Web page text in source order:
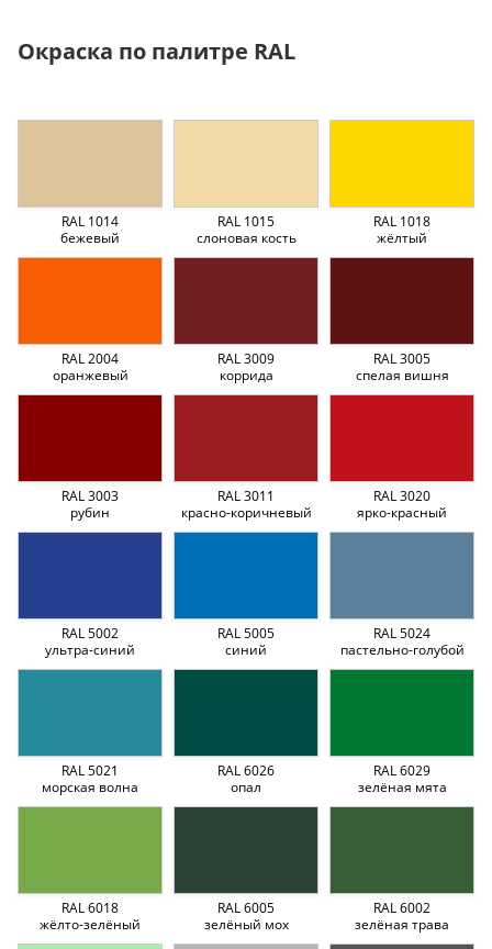
Окраска по палитре RAL
RAL 1014
бежевый
RAL 1015
слоновая кость
RAL 1018
жёлтый
RAL 2004
оранжевый
RAL 3009
коррида
RAL 3005
спелая вишня
RAL 3003
рубин
RAL 3011
красно-коричневый
RAL 3020
ярко-красный
RAL 5002
ультра-синий
RAL 5005
синий
RAL 5024
пастельно-голубой
RAL 5021
морская волна
RAL 6026
опал
RAL 6029
зелёная мята
RAL 6018
жёлто-зелёный
RAL 6005
зелёный мох
RAL 6002
зелёная трава